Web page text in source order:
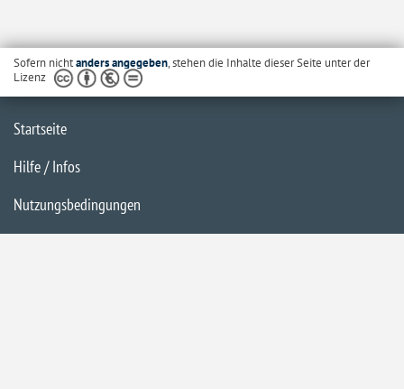
Sofern nichtanders angegeben, stehen die Inhalte dieser Seite unter der
Lizenz
Startseite
Hilfe / Infos
Nutzungsbedingungen